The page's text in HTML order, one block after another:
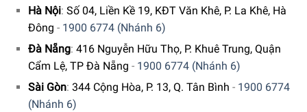
nhau – với FlexIntionBếp Từ Kết Hợp Hút Mùi Bosch
PXX875D34E Serie 8, giờ đây bạn có thể lựa chọn đặt nồi
tự do bất kì đâu. Với bốn vùng nấu riêng biệt, sử dụng hoặc
kết nối với hai vùng nấu lớn, liên tục chỉ bằng cách ấn nút,
điều này cung cấp cho bạn nhiều không gian hơn cho các
dụng cụ nấu lớn hơn, ví dụ: như nướng..”
Hà Nội: Số 04, Liền Kề 19, KĐT Văn Khê, P. La Khê, Hà
Đông - 1900 6774 (Nhánh 6)
Đà Nẵng: 416 Nguyễn Hữu Thọ, P. Khuê Trung, Quận
Cẩm Lệ, TP Đà Nẵng - 1900 6774 (Nhánh 6)
Sài Gòn: 344 Cộng Hòa, P. 13, Q. Tân Bình - 1900 6774
(Nhánh 6)